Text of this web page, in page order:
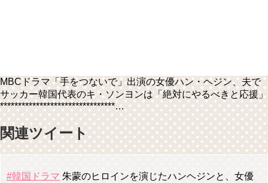
MBCドラマ「手をつないで」出演の女優ハン・ヘジン、夫で
サッカー韓国代表のキ・ソンヨンは「絶対にやるべきと応援」
********************************…
関連ツイート
#韓国ドラマ 朱蒙のヒロインを演じたハンヘジンと、女優